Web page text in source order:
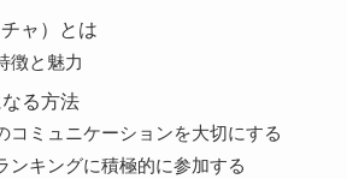
ャ）とは
徴と魅力
る方法
コミュニケーションを大切にする
ンキングに積極的に参加する